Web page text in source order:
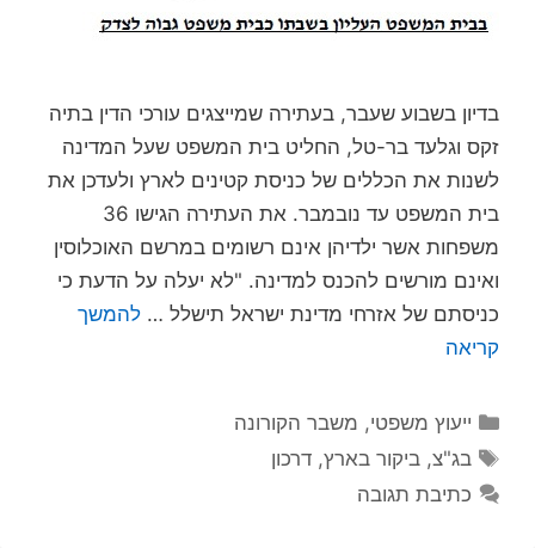
בדיון בשבוע שעבר, בעתירה שמייצגים עורכי הדין בתיה
זקס וגלעד בר-טל, החליט בית המשפט שעל המדינה
לשנות את הכללים של כניסת קטינים לארץ ולעדכן את
בית המשפט עד נובמבר. את העתירה הגישו 36
משפחות אשר ילדיהן אינם רשומים במרשם האוכלוסין
ואינם מורשים להכנס למדינה. "לא יעלה על הדעת כי
כניסתם של אזרחי מדינת ישראל תישלל … להמשך
קריאה
קטגוריות
ייעוץ משפטי, משבר הקורונה
תגיות
בג"צ,ביקור בארץ,דרכון
כתיבת תגובה